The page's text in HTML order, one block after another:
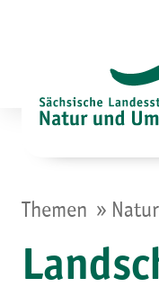
Themen »